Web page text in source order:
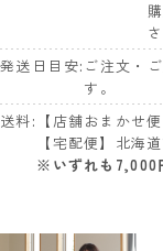
発送日目安 ご注文・
す。
送料
【店舗おまかせ
【宅配便】北海
※いずれも7,000